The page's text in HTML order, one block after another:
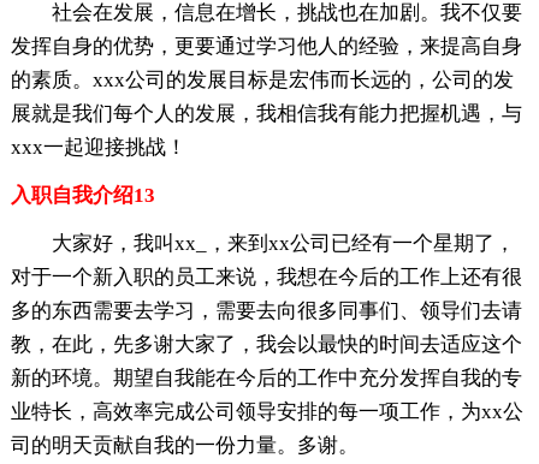
社会在发展，信息在增长，挑战也在加剧。我不仅要
发挥自身的优势，更要通过学习他人的经验，来提高自身
的素质。xxx公司的发展目标是宏伟而长远的，公司的发
展就是我们每个人的发展，我相信我有能力把握机遇，与
xxx一起迎接挑战！
入职自我介绍13
大家好，我叫xx_，来到xx公司已经有一个星期了，
对于一个新入职的员工来说，我想在今后的工作上还有很
多的东西需要去学习，需要去向很多同事们、领导们去请
教，在此，先多谢大家了，我会以最快的时间去适应这个
新的环境。期望自我能在今后的工作中充分发挥自我的专
业特长，高效率完成公司领导安排的每一项工作，为xx公
司的明天贡献自我的一份力量。多谢。